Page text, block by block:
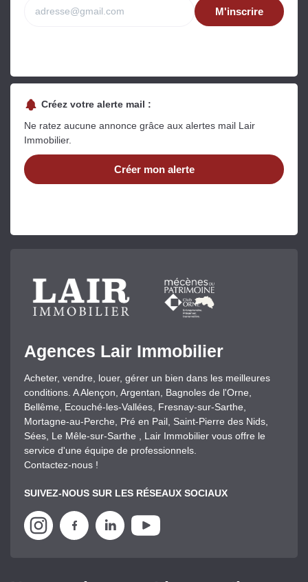
M'inscrire
Créez votre alerte mail :
Ne ratez aucune annonce grâce aux alertes mail Lair
Immobilier.
Créer mon alerte
Agences Lair Immobilier
Acheter, vendre, louer, gérer un bien dans les meilleures
conditions. A Alençon, Argentan, Bagnoles de l'Orne,
Bellême, Ecouché-les-Vallées, Fresnay-sur-Sarthe,
Mortagne-au-Perche, Pré en Pail, Saint-Pierre des Nids,
Sées, Le Mêle-sur-Sarthe , Lair Immobilier vous offre le
service d'une équipe de professionnels.
Contactez-nous !
SUIVEZ-NOUS SUR LES RÉSEAUX SOCIAUX